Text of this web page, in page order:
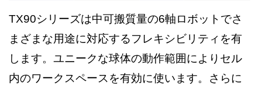
TX90シリーズは中可搬質量の6軸ロボットでさ
まざまな用途に対応するフレキシビリティを有
します。ユニークな球体の動作範囲によりセル
内のワークスペースを有効に使います。さらに